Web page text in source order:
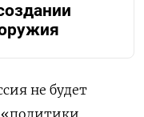
не будет
«политики